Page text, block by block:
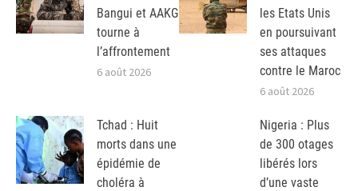
Bangui et AAKG
tourne à
l’affrontement
6 août 2026
les Etats Unis
en poursuivant
ses attaques
contre le Maroc
6 août 2026
Tchad : Huit
morts dans une
épidémie de
choléra à
Nigeria : Plus
de 300 otages
libérés lors
d’une vaste